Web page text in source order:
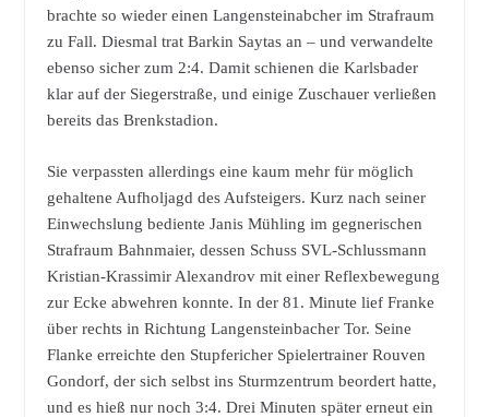
brachte so wieder einen Langensteinabcher im Strafraum
zu Fall. Diesmal trat Barkin Saytas an – und verwandelte
ebenso sicher zum 2:4. Damit schienen die Karlsbader
klar auf der Siegerstraße, und einige Zuschauer verließen
bereits das Brenkstadion.
Sie verpassten allerdings eine kaum mehr für möglich
gehaltene Aufholjagd des Aufsteigers. Kurz nach seiner
Einwechslung bediente Janis Mühling im gegnerischen
Strafraum Bahnmaier, dessen Schuss SVL-Schlussmann
Kristian-Krassimir Alexandrov mit einer Reflexbewegung
zur Ecke abwehren konnte. In der 81. Minute lief Franke
über rechts in Richtung Langensteinbacher Tor. Seine
Flanke erreichte den Stupfericher Spielertrainer Rouven
Gondorf, der sich selbst ins Sturmzentrum beordert hatte,
und es hieß nur noch 3:4. Drei Minuten später erneut ein